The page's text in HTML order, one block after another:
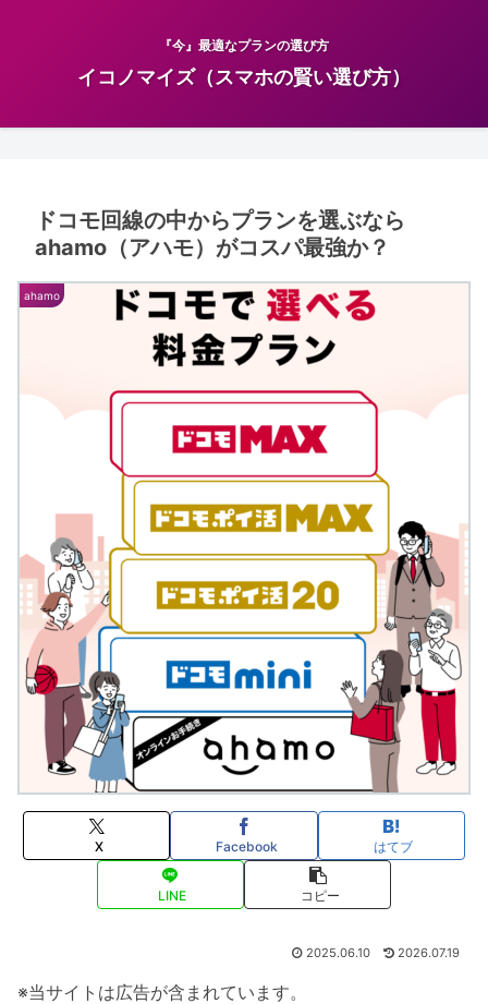
『今』最適なプランの選び方
イコノマイズ（スマホの賢い選び方）
ドコモ回線の中からプランを選ぶなら
ahamo（アハモ）がコスパ最強か？
ahamo
X Facebook はてブ
LINE コピー
2025.06.10 2026.07.19
※当サイトは広告が含まれています。